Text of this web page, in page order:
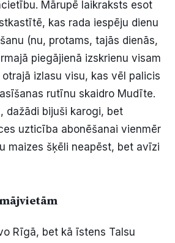
Mārupē laikraksts esot
kas rada iespēju dienu
(nu, protams, tajās dienās,
piegājienā izskrienu visam
izlasu visu, kas vēl palicis
rutīnu skaidro Mudīte.
dažādi bijuši karogi, bet
uzticība abonēšanai vienmēr
maizes šķēli neapēst, bet avīzi
Rīgā, bet kā īstens Talsu